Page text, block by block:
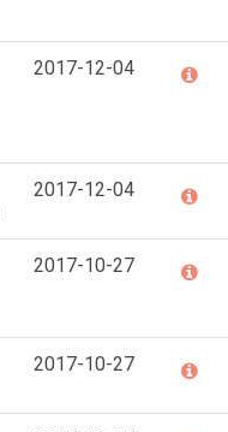
2017-12-04
2017-12-04
2017-10-27
2017-10-27